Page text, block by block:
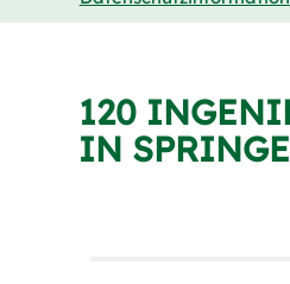
120
IN SPRINGE